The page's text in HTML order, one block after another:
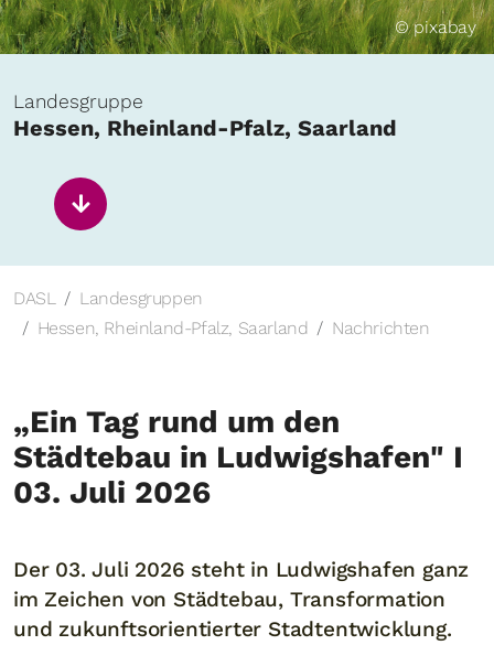
© pixabay
Landesgruppe
Hessen, Rheinland-Pfalz, Saarland
DASL
Landesgruppen
Hessen, Rheinland-Pfalz, Saarland
Nachrichten
„Ein Tag rund um den
Städtebau in Ludwigshafen" I
03. Juli 2026
Der 03. Juli 2026 steht in Ludwigshafen ganz
im Zeichen von Städtebau, Transformation
und zukunftsorientierter Stadtentwicklung.